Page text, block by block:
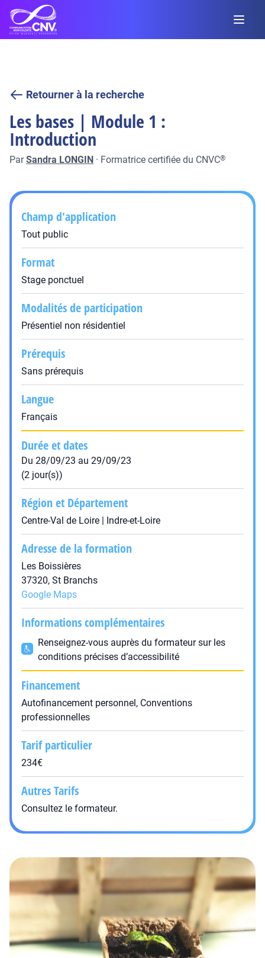
Retourner à la recherche
Les bases | Module 1 :
Introduction
ParSandra LONGIN · Formatrice certifiée du CNVC®
Champ d'application
Tout public
Format
Stage ponctuel
Modalités de participation
Présentiel non résidentiel
Prérequis
Sans prérequis
Langue
Français
Durée et dates
Du 28/09/23 au 29/09/23
(2 jour(s))
Région et Département
Centre-Val de Loire | Indre-et-Loire
Adresse de la formation
Les Boissières
37320, St Branchs
Google Maps
Informations complémentaires
Renseignez-vous auprès du formateur sur les
conditions précises d’accessibilité
Financement
Autofinancement personnel, Conventions
professionnelles
Tarif particulier
234€
Autres Tarifs
Consultez le formateur.